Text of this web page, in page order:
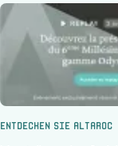
Entdecken Sie Altaroc